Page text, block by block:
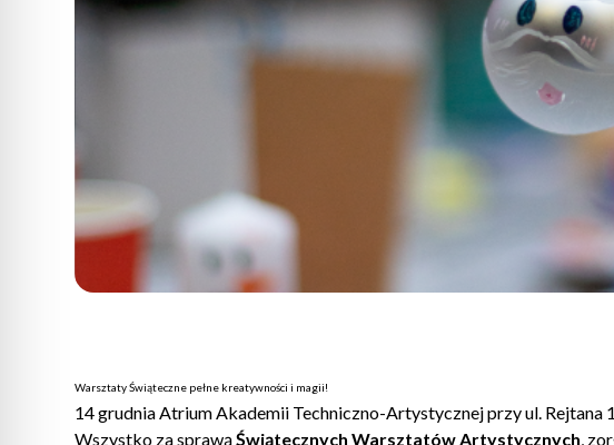
Warsztaty Świąteczne pełne kreatywności i magii!
14 grudnia Atrium Akademii Techniczno-Artystycznej przy ul. Rejtana
Wszystko za sprawąŚwiątecznych Warsztatów Artystycznych,